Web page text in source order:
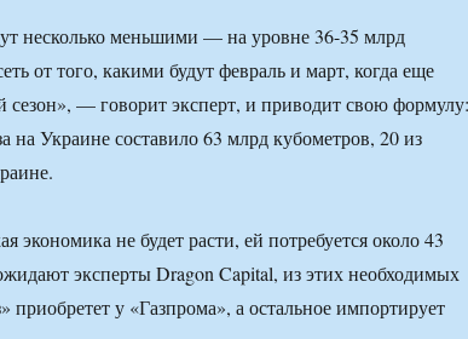
несколько меньшими — на уровне 36-35 млрд
от того, какими будут февраль и март, когда еще
сезон», — говорит эксперт, и приводит свою формулу:
на Украине составило 63 млрд кубометров, 20 из
экономика не будет расти, ей потребуется около 43
эксперты Dragon Capital, из этих необходимых
приобретет у «Газпрома», а остальное импортирует